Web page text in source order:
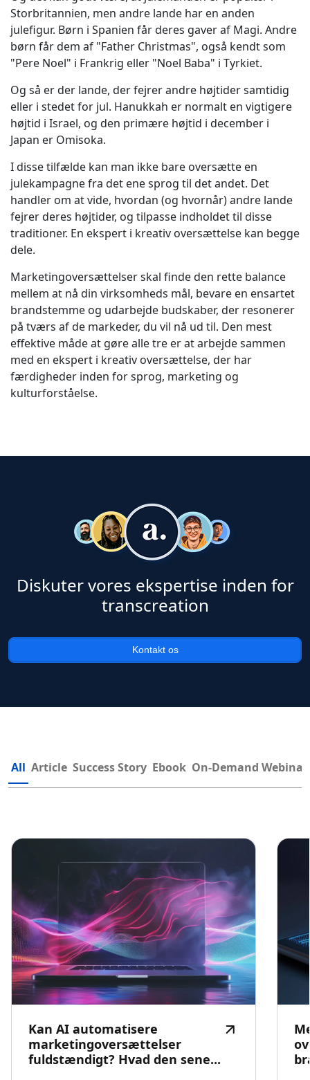
Storbritannien, men andre lande har en anden
julefigur. Børn i Spanien får deres gaver af Magi. Andre
børn får dem af "Father Christmas", også kendt som
"Pere Noel" i Frankrig eller "Noel Baba" i Tyrkiet.
Og så er der lande, der fejrer andre højtider samtidig
eller i stedet for jul. Hanukkah er normalt en vigtigere
højtid i Israel, og den primære højtid i december i
Japan er Omisoka.
I disse tilfælde kan man ikke bare oversætte en
julekampagne fra det ene sprog til det andet. Det
handler om at vide, hvordan (og hvornår) andre lande
fejrer deres højtider, og tilpasse indholdet til disse
traditioner. En ekspert i kreativ oversættelse kan begge
dele.
Marketingoversættelser skal finde den rette balance
mellem at nå din virksomheds mål, bevare en ensartet
brandstemme og udarbejde budskaber, der resonerer
på tværs af de markeder, du vil nå ud til. Den mest
effektive måde at gøre alle tre er at arbejde sammen
med en ekspert i kreativ oversættelse, der har
færdigheder inden for sprog, marketing og
kulturforståelse.
Diskuter vores ekspertise inden for
transcreation
Kontakt os
All Article Success Story Ebook On-Demand Webinar
Kan AI automatisere
marketingoversættelser
fuldstændigt? Hvad den sene...